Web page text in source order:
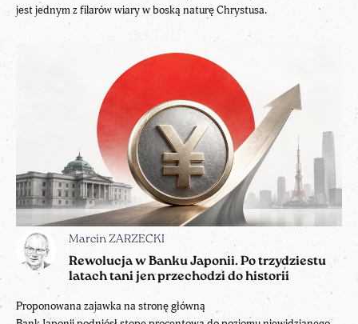
jest jednym z filarów wiary w boską naturę Chrystusa.
Marcin ZARZECKI
Rewolucja w Banku Japonii. Po trzydziestu
latach tani jen przechodzi do historii
Proponowana zajawka na stronę główną